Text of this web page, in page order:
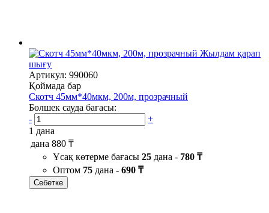
Жылдам қарап
шығу
Артикул: 990060
Қоймада бар
Скотч 45мм*40мкм, 200м, прозрачный
Бөлшек сауда бағасы:
-
+
1 дана
дана 880 ₸
Ұсақ көтерме бағасы 25 дана - 780 ₸
Оптом 75 дана - 690 ₸
Себетке